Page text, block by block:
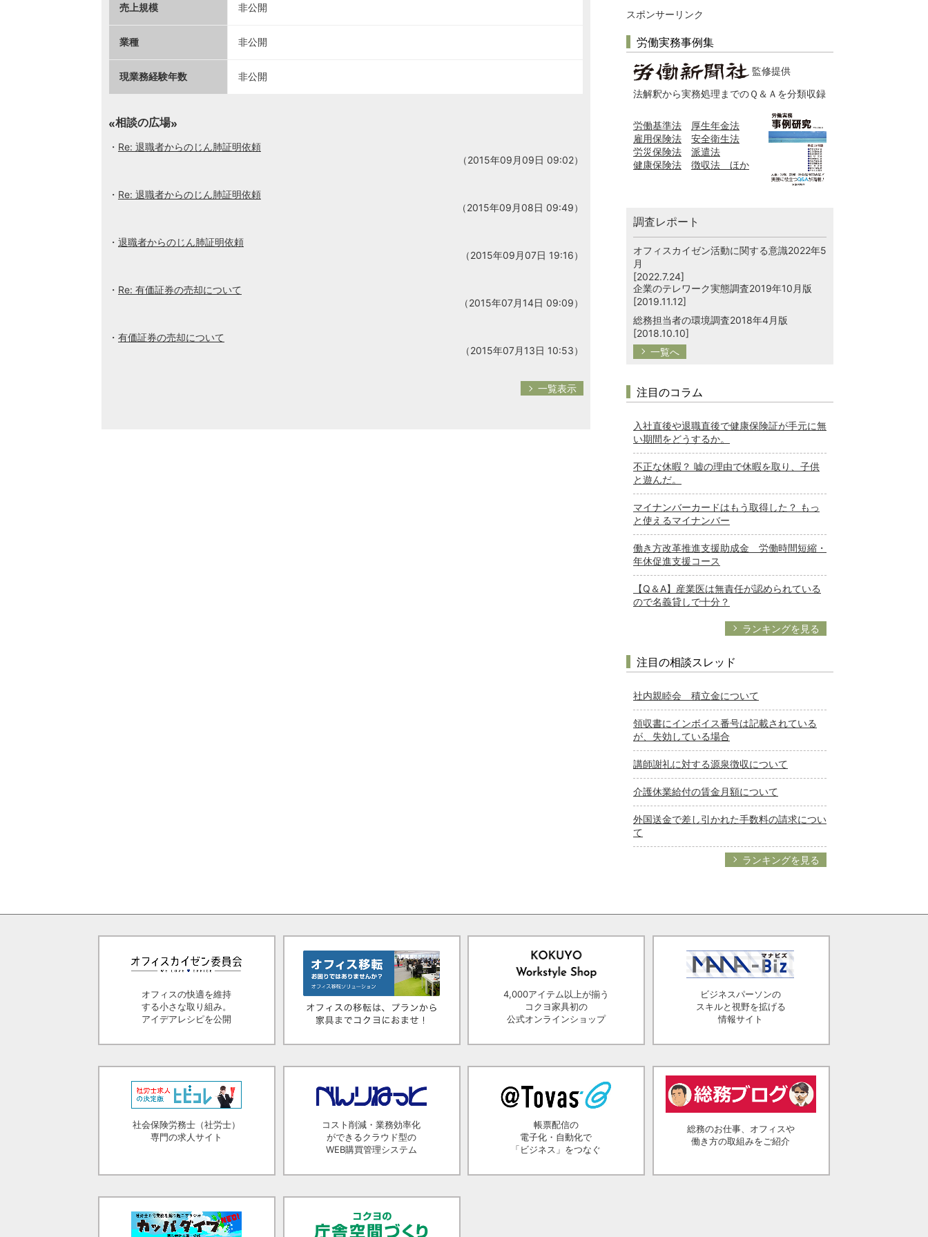
売上規模 非公開
業種 非公開
現業務経験年数 非公開
相談の広場
Re: 退職者からのじん肺証明依頼
（2015年09月09日 09:02）
Re: 退職者からのじん肺証明依頼
（2015年09月08日 09:49）
退職者からのじん肺証明依頼
（2015年09月07日 19:16）
Re: 有価証券の売却について
（2015年07月14日 09:09）
有価証券の売却について
（2015年07月13日 10:53）
一覧表示
スポンサーリンク
労働実務事例集
監修提供
法解釈から実務処理までのＱ＆Ａを分類収録
労働基準法
厚生年金法
雇用保険法
安全衛生法
労災保険法
派遣法
健康保険法
徴収法 ほか
調査レポート
オフィスカイゼン活動に関する意識2022年5
月
[2022.7.24]
企業のテレワーク実態調査2019年10月版
[2019.11.12]
総務担当者の環境調査2018年4月版
[2018.10.10]
一覧へ
注目のコラム
入社直後や退職直後で健康保険証が手元に無
い期間をどうするか。
不正な休暇？ 嘘の理由で休暇を取り、子供
と遊んだ。
マイナンバーカードはもう取得した？ もっ
と使えるマイナンバー
働き方改革推進支援助成金 労働時間短縮・
年休促進支援コース
【Q＆A】産業医は無責任が認められている
ので名義貸しで十分？
ランキングを見る
注目の相談スレッド
社内親睦会 積立金について
領収書にインボイス番号は記載されている
が、失効している場合
講師謝礼に対する源泉徴収について
介護休業給付の賃金月額について
外国送金で差し引かれた手数料の請求につい
て
ランキングを見る
オフィスの快適を維持
する小さな取り組み。
アイデアレシピを公開
4,000アイテム以上が揃う
コクヨ家具初の
公式オンラインショップ
ビジネスパーソンの
スキルと視野を拡げる
情報サイト
社会保険労務士（社労士）
専門の求人サイト
コスト削減・業務効率化
ができるクラウド型の
WEB購買管理システム
帳票配信の
電子化・自動化で
「ビジネス」をつなぐ
総務のお仕事、オフィスや
働き方の取組みをご紹介